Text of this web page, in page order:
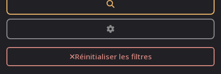
Advanced Filters
Réinitialiser les filtres